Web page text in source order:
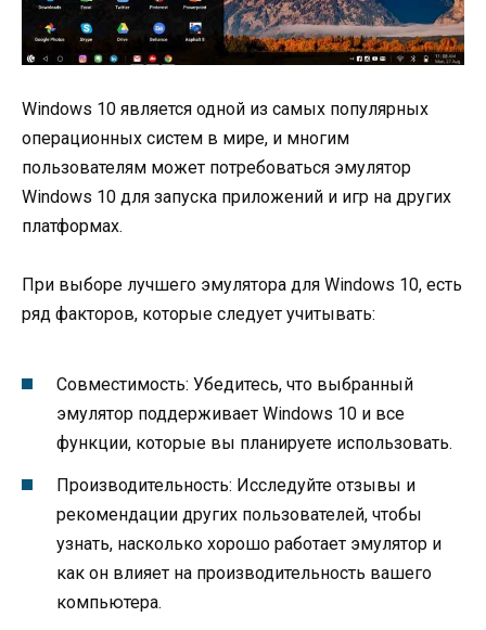
Windows 10 является одной из самых популярных
операционных систем в мире, и многим
пользователям может потребоваться эмулятор
Windows 10 для запуска приложений и игр на других
платформах.
При выборе лучшего эмулятора для Windows 10, есть
ряд факторов, которые следует учитывать:
Совместимость: Убедитесь, что выбранный
эмулятор поддерживает Windows 10 и все
функции, которые вы планируете использовать.
Производительность: Исследуйте отзывы и
рекомендации других пользователей, чтобы
узнать, насколько хорошо работает эмулятор и
как он влияет на производительность вашего
компьютера.